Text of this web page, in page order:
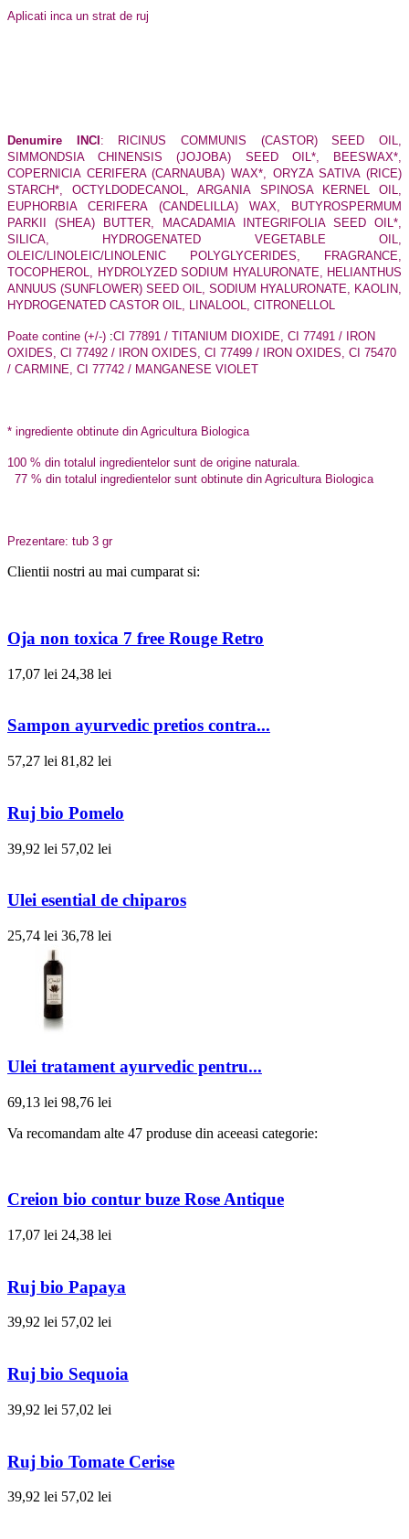
Aplicati inca un strat de ruj
Denumire INCI :
RICINUS COMMUNIS (CASTOR) SEED OIL,
SIMMONDSIA CHINENSIS (JOJOBA) SEED OIL*, BEESWAX*,
COPERNICIA CERIFERA (CARNAUBA) WAX*, ORYZA SATIVA (RICE)
STARCH*, OCTYLDODECANOL, ARGANIA SPINOSA KERNEL OIL,
EUPHORBIA CERIFERA (CANDELILLA) WAX, BUTYROSPERMUM
PARKII (SHEA) BUTTER, MACADAMIA INTEGRIFOLIA SEED OIL*,
SILICA, HYDROGENATED VEGETABLE OIL,
OLEIC/LINOLEIC/LINOLENIC POLYGLYCERIDES, FRAGRANCE,
TOCOPHEROL, HYDROLYZED SODIUM HYALURONATE, HELIANTHUS
ANNUUS (SUNFLOWER) SEED OIL, SODIUM HYALURONATE, KAOLIN,
HYDROGENATED CASTOR OIL, LINALOOL, CITRONELLOL
Poate contine (+/-) :CI 77891 / TITANIUM DIOXIDE, CI 77491 / IRON
OXIDES, CI 77492 / IRON OXIDES, CI 77499 / IRON OXIDES, CI 75470
/ CARMINE, CI 77742 / MANGANESE VIOLET
* ingrediente obtinute din Agricultura Biologica
100 % din totalul ingredientelor sunt de origine naturala.
77 % din totalul ingredientelor sunt obtinute din Agricultura Biologica
Prezentare: tub 3 gr
Clientii nostri au mai cumparat si:
Oja non toxica 7 free Rouge Retro
17,07 lei 24,38 lei
Sampon ayurvedic pretios contra...
57,27 lei 81,82 lei
Ruj bio Pomelo
39,92 lei 57,02 lei
Ulei esential de chiparos
25,74 lei 36,78 lei
Ulei tratament ayurvedic pentru...
69,13 lei 98,76 lei
Va recomandam alte 47 produse din aceeasi categorie:
Creion bio contur buze Rose Antique
17,07 lei 24,38 lei
Ruj bio Papaya
39,92 lei 57,02 lei
Ruj bio Sequoia
39,92 lei 57,02 lei
Ruj bio Tomate Cerise
39,92 lei 57,02 lei